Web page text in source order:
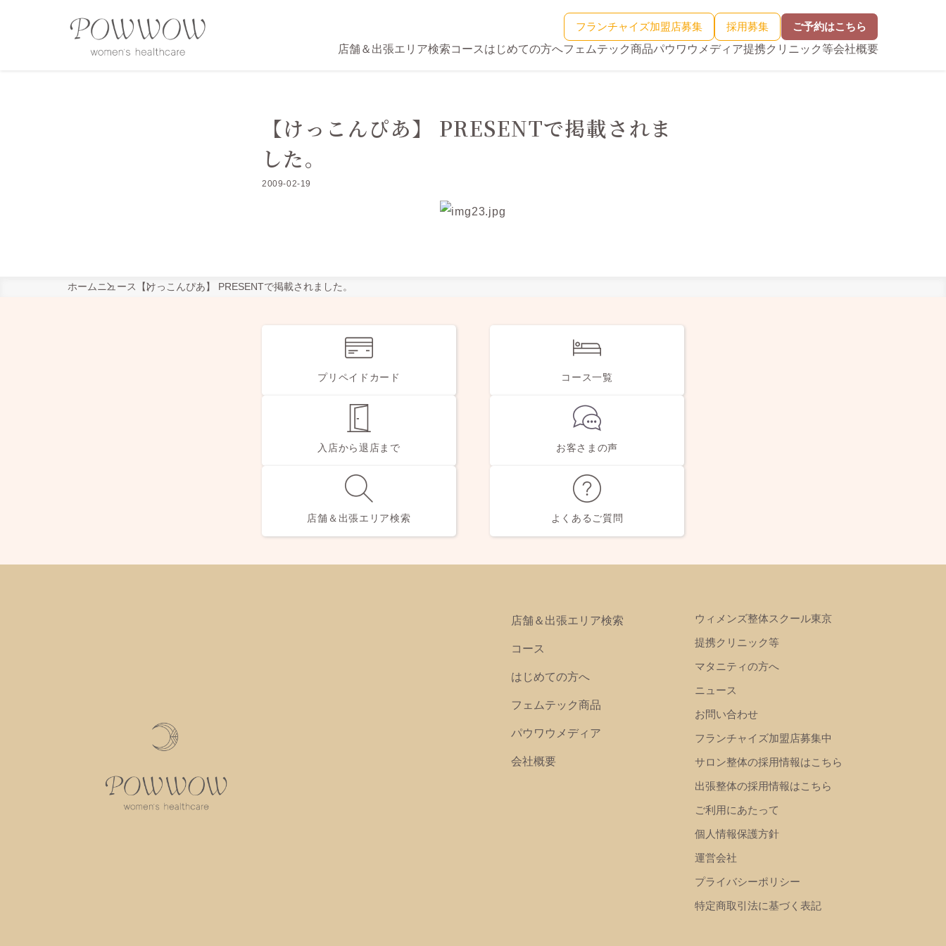
フランチャイズ加盟店募集 採用募集
ご予約はこちら
店舗＆出張エリア検索コース はじめての方へフェムテック商品パウワウメディア提携クリニック等会社概要
【けっこんぴあ】 PRESENTで掲載されま
した。
2009-02-19
ホーム ニュース 【けっこんぴあ】 PRESENTで掲載されました。
プリペイドカード コース一覧
入店から退店まで お客さまの声
店舗＆ 出張エリア検索 よくあるご質問
店舗＆出張エリア検索
コース
はじめての方へ
フェムテック商品
パウワウメディア
会社概要
ウィメンズ整体スクール東京
提携クリニック等
マタニティの方へ
ニュース
お問い合わせ
フランチャイズ加盟店募集中
サロン整体の採用情報はこちら
出張整体の採用情報はこちら
ご利用にあたって
個人情報保護方針
運営会社
プライバシーポリシー
特定商取引法に基づく表記